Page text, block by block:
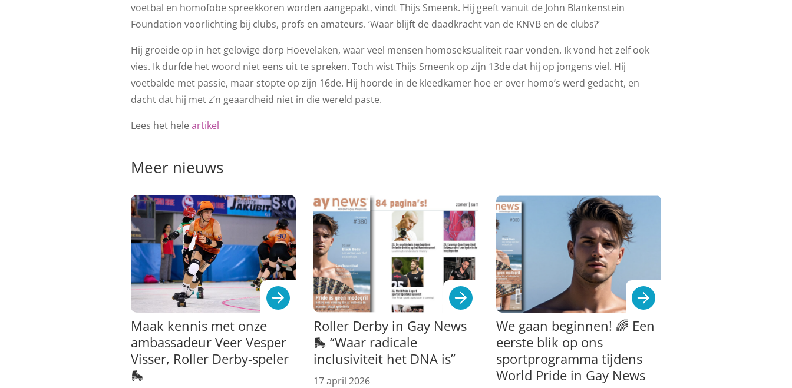
voetbal en homofobe spreekkoren worden aangepakt, vindt Thijs Smeenk. Hij geeft vanuit de John Blankenstein
Foundation voorlichting bij clubs, profs en amateurs. ‘Waar blijft de daadkracht van de KNVB en de clubs?’
Hij groeide op in het gelovige dorp Hoevelaken, waar veel mensen homoseksualiteit raar vonden. Ik vond het zelf ook
vies. Ik durfde het woord niet eens uit te spreken. Toch wist Thijs Smeenk op zijn 13de dat hij op jongens viel. Hij
voetbalde met passie, maar stopte op zijn 16de. Hij hoorde in de kleedkamer hoe er over homo’s werd gedacht, en
dacht dat hij met z’n geaardheid niet in die wereld paste.
Lees het heleartikel
Meer nieuws
Maak kennis met onze
ambassadeur Veer Vesper
Visser, Roller Derby-speler
🛼
Roller Derby in Gay News
🛼 “Waar radicale
inclusiviteit het DNA is”
17 april 2026
We gaan beginnen! 🌈 Een
eerste blik op ons
sportprogramma tijdens
World Pride in Gay News